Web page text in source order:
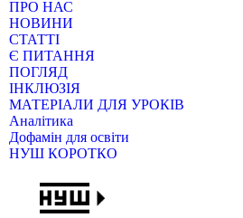
ПРО НАС
НОВИНИ
СТАТТІ
Є ПИТАННЯ
ПОГЛЯД
ІНКЛЮЗІЯ
МАТЕРІАЛИ ДЛЯ УРОКІВ
Аналітика
Дофамін для освіти
НУШ КОРОТКО